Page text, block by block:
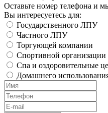
Оставьте номер телефона и
Вы интересуетесь для:
Государственного ЛПУ
Частного ЛПУ
Торгующей компании
Спортивной организации
Спа и оздоровительные
Домашнего